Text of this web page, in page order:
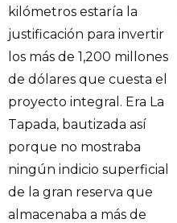
kilómetros estaría la
justificación para invertir
los más de 1,200 millones
de dólares que cuesta el
proyecto integral. Era La
Tapada, bautizada así
porque no mostraba
ningún indicio superficial
de la gran reserva que
almacenaba a más de